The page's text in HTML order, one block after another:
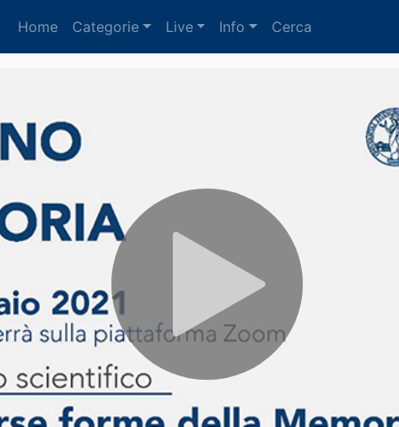
Home(current)
Categorie Live Info Cerca